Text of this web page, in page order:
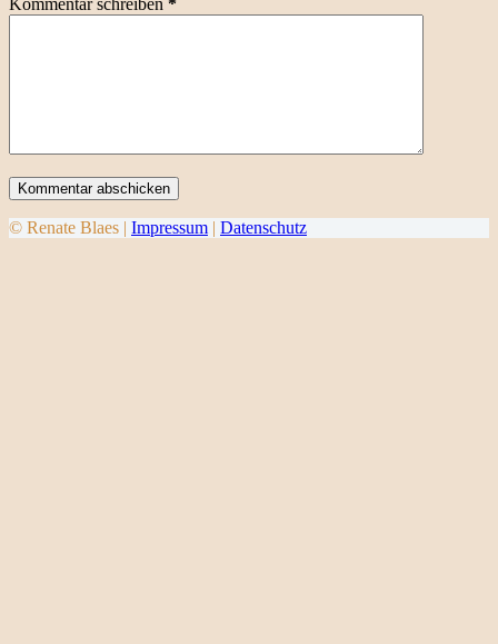
Kommentar schreiben *
Kommentar abschicken
© Renate Blaes | Impressum | Datenschutz